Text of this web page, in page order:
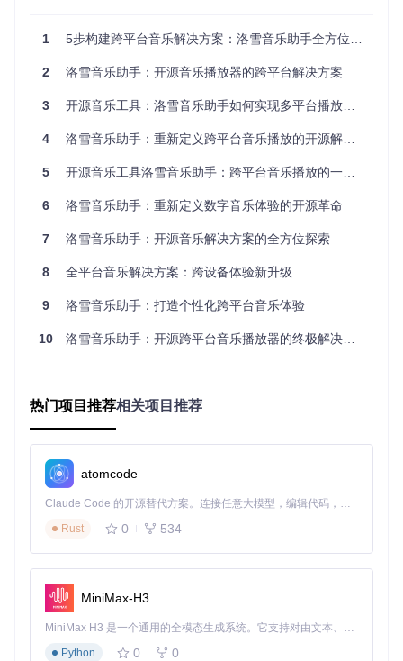
畅的用户交互
核心层 ：音乐播放引擎和多源数据整合服务
数据层：本地存储与云端同步服务的双向协同
这种架构设计确保了应用的稳定性和扩展性，同时为第三方开
发者提供了良好的二次开发基础。
：用户常常需要在多个音乐平台间切换才能找到特定歌
曲，操作繁琐且体验割裂。
乐平台的资源并智能排序结果。
价值
：用户无需记忆歌曲所在平台，一次搜索即可获取全面结
一歌曲的不同版本
新手提示：在搜索框右侧可切换默认搜索源，高级用户可在设
置中配置自定义搜索优先级
个性化主题系统：打造专属音乐空间
问题：千篇一律的播放器界面难以满足用户的个性化审美需
求。
方案：内置五种风格迥异的主题模板，支持深度自定义背景、
配色和布局。
价值：通过视觉环境的个性化，提升音乐欣赏的沉浸感和愉悦
主题风格选择：
1 5步构建跨平台音乐解决方案：洛雪音乐助手全方位指南
2 洛雪音乐助手：开源音乐播放器的跨平台解决方案
3 开源音乐工具：洛雪音乐助手如何实现多平台播放自由
4 洛雪音乐助手：重新定义跨平台音乐播放的开源解决方案
5 开源音乐工具洛雪音乐助手：跨平台音乐播放的一站式解决方案
6 洛雪音乐助手：重新定义数字音乐体验的开源革命
7 洛雪音乐助手：开源音乐解决方案的全方位探索
8 全平台音乐解决方案：跨设备体验新升级
9 洛雪音乐助手：打造个性化跨平台音乐体验
10 洛雪音乐助手：开源跨平台音乐播放器的终极解决方案
热门项目推荐相关项目推荐
atomcode
Claude Code 的开源替代方案。连接任意大模型，编辑代码，运行命令，自动验证 — 全自动执行。用 Rust 构建，极致性能。 ｜ An open-source alternative to Claude Code. Connect any LLM, edit code, run commands, and verify changes — autonomously. Built in Rust for speed. Get Started
Rust
0 534
MiniMax-H3
MiniMax H3 是一个通用的全模态生成系统。它支持对由文本、图像、视频和音频组成的多模态上下文进行统一理解，并能生成分辨率高达 2K、时长可达 15 秒的带原生立体声音频的视频。得益于面向任务泛化的系统设计，H3 在预训练阶段就已具备广泛的多模态上下文理解与生成能力，能够出色地执行复杂的多模态指令。
Python
0 0